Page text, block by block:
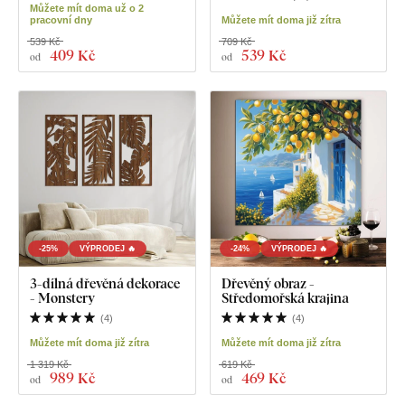
Můžete mít doma už o 2
pracovní dny
od 409 Kč
539 Kč
Můžete mít doma již zítra
od 539 Kč
709 Kč
-25% VÝPRODEJ 🔥
3-dílná dřevěná dekorace
- Monstery
(4)
Můžete mít doma již zítra
od 989 Kč
1 319 Kč
-24% VÝPRODEJ 🔥
Dřevěný obraz -
Středomořská krajina
(4)
Můžete mít doma již zítra
od 469 Kč
619 Kč